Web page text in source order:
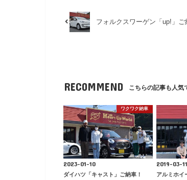
フォルクスワーゲン「up!」ご
RECOMMEND こちらの記事も人気
ワクワク納車
2023-01-10
ダイハツ「キャスト」ご納車！
2019-03-11
アルミホイ